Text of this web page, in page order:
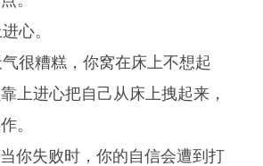
心。
很糟糕，你窝在床上不想起
上进心把自己从床上拽起来，
。
你失败时，你的自信会遭到打